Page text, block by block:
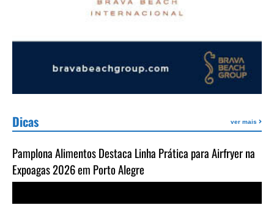
Dicas ver mais
Pamplona Alimentos Destaca Linha Prática para Airfryer na
Expoagas 2026 em Porto Alegre